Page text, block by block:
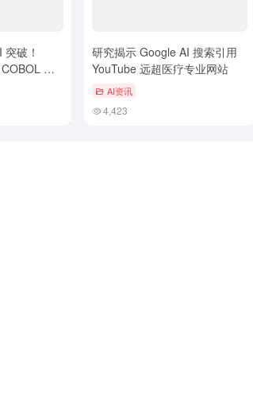
破！
霸
13%
研究揭示 Google AI 搜索引用
YouTube 远超医疗专业网站
AI资讯
4,423